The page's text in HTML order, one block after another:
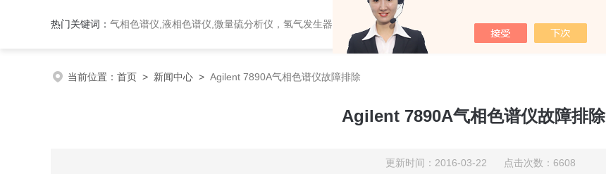
热门关键词： 气相色谱仪,液相色谱仪,微量硫分析仪，氢气发生器，氮气发生器，空气发生器，色谱耗件（N2000色谱工作站，色谱柱、阀件、进样器、色谱担体），顶空进样器，热解析仪，紫外分光光度计，原子吸收分光光度计，傅立叶红外光谱仪，分析天平等常规实验室产品。
当前位置： 首页 > 新闻中心 > Agilent 7890A气相色谱仪故障排除
Agilent 7890A气相色谱仪故障排除
更新时间：2016-03-22 点击次数：6608